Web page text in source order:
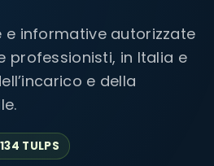
informative autorizzate
professionisti, in Italia e
e della
TULPS